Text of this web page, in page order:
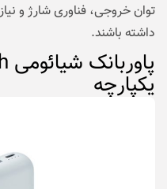
توان خروجی، فناوری شارژ و
داشته باشند.
یکپارچه